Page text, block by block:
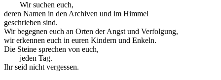
Wir suchen euch,
deren Namen in den Archiven und im Himmel
geschrieben sind.
Wir begegnen euch an Orten der Angst und Verfolgung,
wir erkennen euch in euren Kindern und Enkeln.
Die Steine sprechen von euch,
jeden Tag.
Ihr seid nicht vergessen.